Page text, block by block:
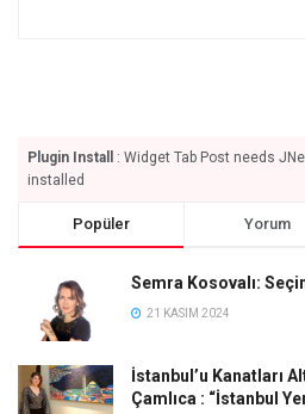
Plugin Install
: Widget Tab Post needs
installed
Popüler Yorum
Semra Kosovalı:
21 KASIM 2024
İstanbul’u Kanatları
Çamlıca : “İstanbul